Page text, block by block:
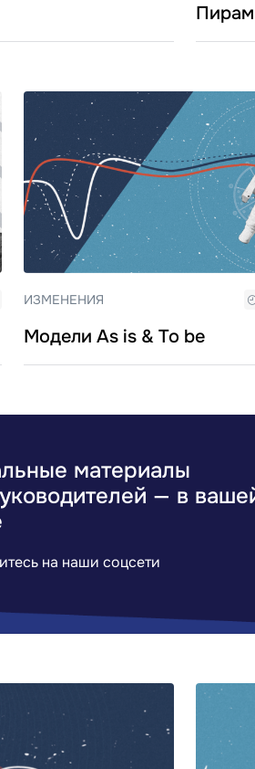
ИЗМЕНЕНИЯ
Модели As is & To be
материалы
— в
на наши соцсети